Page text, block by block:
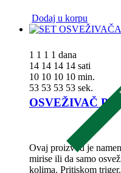
Dodaj u korpu
1 1 1 1 dana
14 14 14 14 sati
10 10 10 10 min.
52 52 52 52 sek.
OSVEŽIVAČ
Ovaj proizvod je
mirise ili da samo
kolima. Pritiskom